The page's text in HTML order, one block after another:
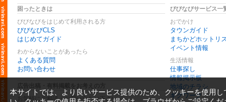
困ったときは
びびなびをはじめて利用される方
びびなびCLS
はじめてガイド
わからないことがあったら
よくある質問
お問い合わせ
お気軽にご相談・お問い合わせ下さい
びびなびサービス一
おでかけ
タウンガイド
まちかどホットリ
イベント情報
生活情報
仕事探し
情報掲示板
地域のチラシ
ギグワーク
本サイトでは、より良いサービス提供のため、クッキーを使用し